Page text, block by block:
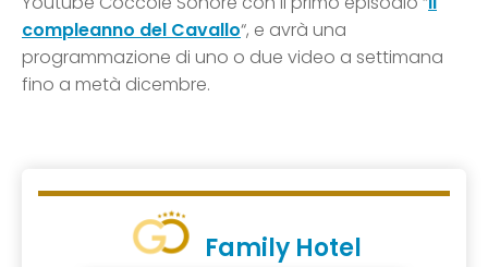
compleanno del Cavallo“, e avrà una
programmazione di uno o due video a settimana
fino a metà dicembre.
Family Hotel